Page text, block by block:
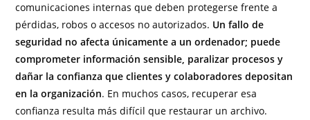
comunicaciones internas que deben protegerse frente a
pérdidas, robos o accesos no autorizados. Un fallo de
seguridad no afecta únicamente a un ordenador; puede
comprometer información sensible, paralizar procesos y
dañar la confianza que clientes y colaboradores depositan
en la organización. En muchos casos, recuperar esa
confianza resulta más difícil que restaurar un archivo.